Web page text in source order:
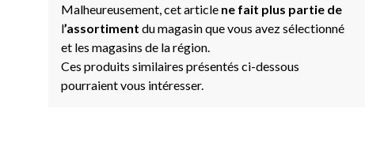
Malheureusement, cet article ne fait plus partie de
l’assortiment du magasin que vous avez sélectionné
et les magasins de la région.
Ces produits similaires présentés ci-dessous
pourraient vous intéresser.